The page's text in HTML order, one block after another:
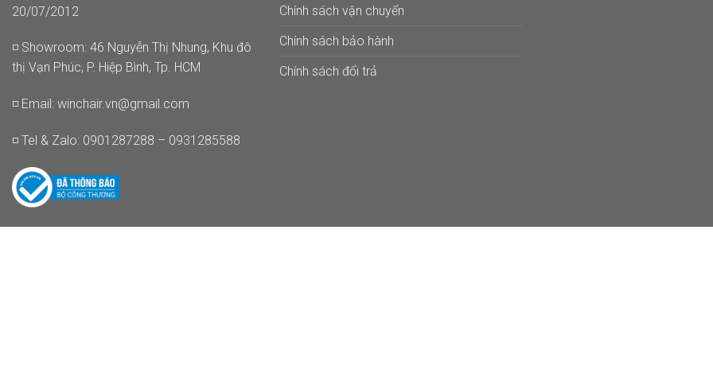
20/07/2012
◽ Showroom: 46 Nguyễn Thị Nhung, Khu đô
thị Vạn Phúc, P. Hiệp Bình, Tp. HCM
◽ Email: winchair.vn@gmail.com
◽ Tel & Zalo: 0901287288 – 0931285588
Chính sách vận chuyển
Chính sách bảo hành
Chính sách đổi trả